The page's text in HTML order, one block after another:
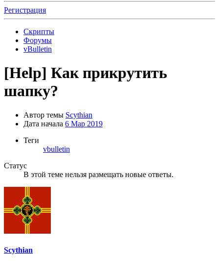
Регистрация
Скрипты
Форумы
vBulletin
[Help] Как прикрутить
шапку?
Автор темы Scythian
Дата начала 6 Мар 2019
Теги
vbulletin
Статус
В этой теме нельзя размещать новые ответы.
Scythian